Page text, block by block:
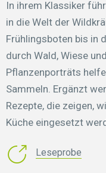
In ihrem Klassiker
in die Welt der
Frühlingsboten bis in
durch Wald, Wiese
Pflanzenporträts
Sammeln. Ergänzt
Rezepte, die zeigen,
Küche eingesetzt
Leseprobe